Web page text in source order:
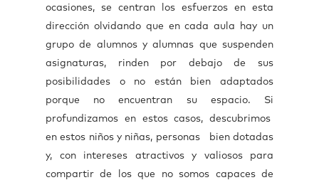
ocasiones, se centran los esfuerzos en esta
dirección olvidando que en cada aula hay un
grupo de alumnos y alumnas que suspenden
asignaturas, rinden por debajo de sus
posibilidades o no están bien adaptados
porque no encuentran su espacio. Si
profundizamos en estos casos, descubrimos
en estos niños y niñas, personas bien dotadas
y, con intereses atractivos y valiosos para
compartir de los que no somos capaces de